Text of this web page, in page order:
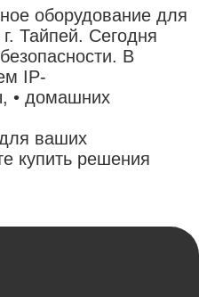
оборудование для
Тайпей. Сегодня
В
IP-
• домашних
ваших
купить решения